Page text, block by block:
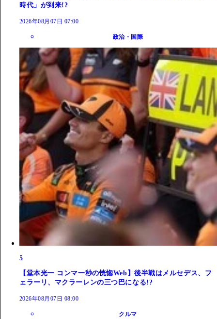
時代」が到来!?
2026年08月07日 07:00
政治・国際
5
【堂本光一 コンマ一秒の恍惚Web】後半戦はメルセデス、フ
ェラーリ、マクラーレンの三つ巴になる!?
2026年08月07日 08:00
クルマ